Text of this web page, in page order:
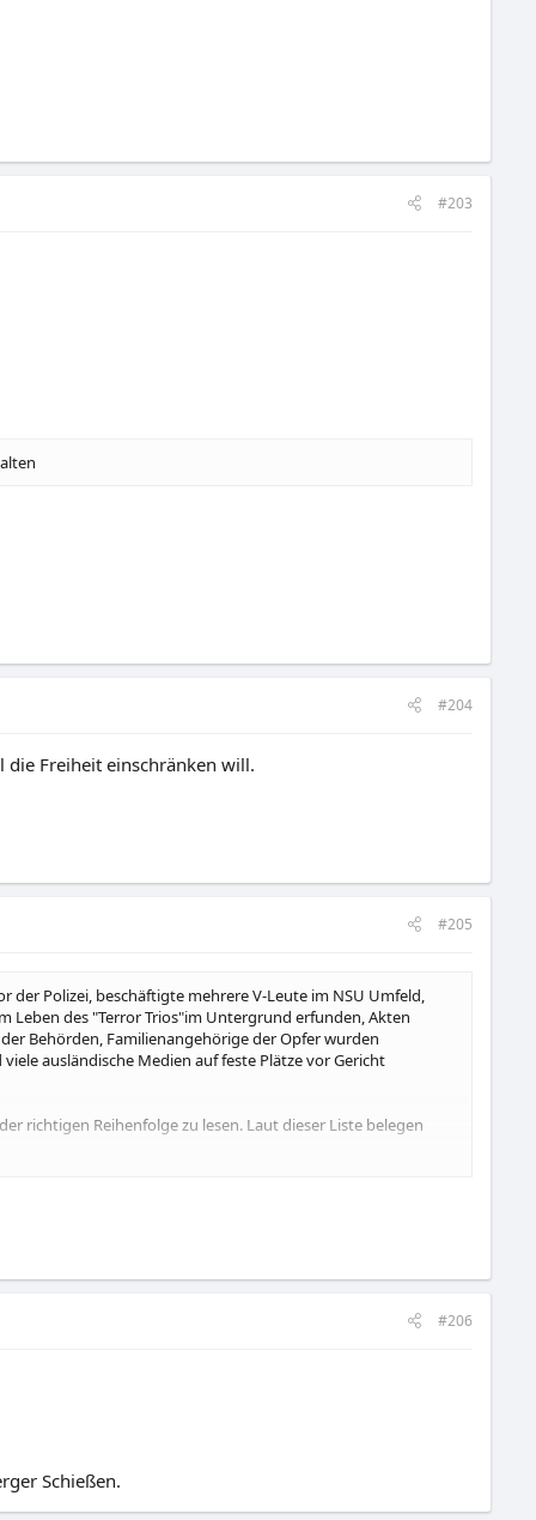
#203
#204
Freiheit einschränken will.
#205
Polizei, beschäftigte mehrere V-Leute im NSU Umfeld,
Leben des "Terror Trios"im Untergrund erfunden, Akten
Behörden, Familienangehörige der Opfer wurden
ausländische Medien auf feste Plätze vor Gericht
richtigen Reihenfolge zu lesen. Laut dieser Liste belegen
#206
Schießen.